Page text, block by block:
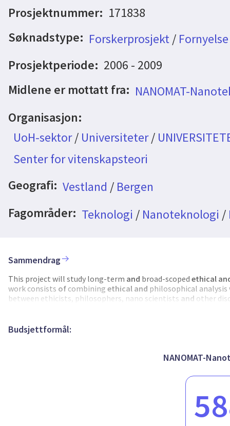
Prosjektnummer: 171838
Søknadstype: Forskerprosjekt/ Fornyelse
Prosjektperiode: 2006 - 2009
Midlene er mottatt fra: NANOMAT-
Organisasjon:
UoH-sektor/ Universiteter/
Senter for vitenskapsteori
Geografi: Vestland / Bergen
Fagområder: Teknologi / Nanoteknologi /
Sammendrag
This project will study long-term and broad-scoped ethical
work consists of combining ethical and philosophical
between ethicists, philosophers, nano scientists and other
health effectsofnanotechnology
Budsjettformål:
NANOMAT-